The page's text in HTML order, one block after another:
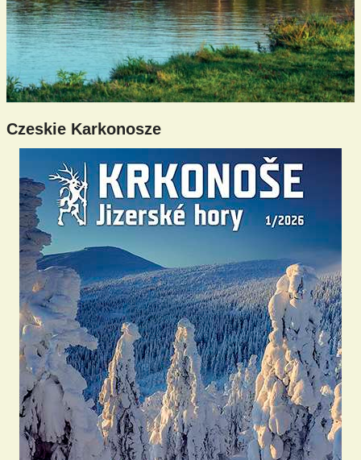
Czeskie Karkonosze